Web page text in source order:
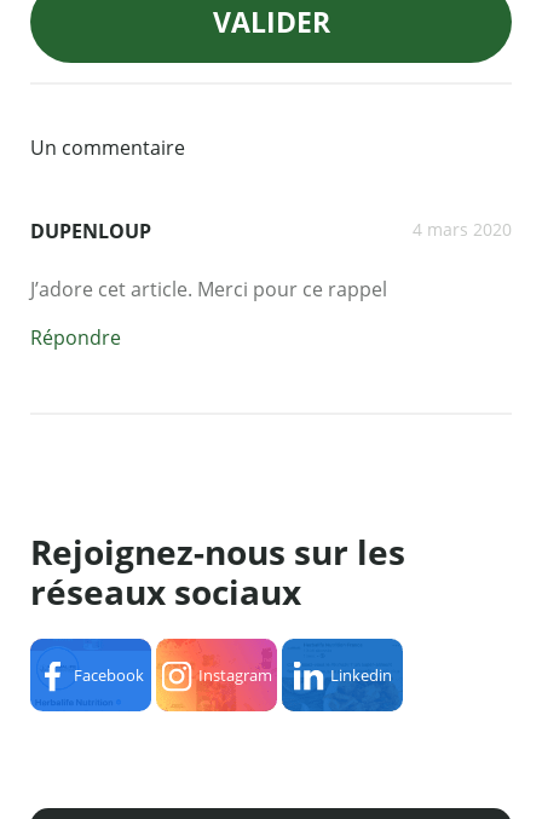
VALIDER
Un commentaire
DUPENLOUP 4 mars 2020
J’adore cet article. Merci pour ce rappel
Répondre
Rejoignez-nous sur les
réseaux sociaux
Facebook Instagram Linkedin